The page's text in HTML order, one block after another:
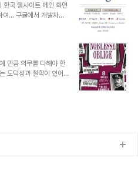
이 결코 쉽지는 않을 것
상, 아니 아이폰과는 또
변혁과 그에 따른 수
국 웹사이트 메인 화면
... 구글에서 개발자로
구글 로고를 디자인하
각을 하게 만듭니다.
것이 바로 구글의 기본
트와는 달리 사용자가
빨리 떠나야 구글이 성
까를 고민하는 우리네
만큼 의무를 다해야 한
도덕성과 철학이 있어
집온 며느리들은 3년간
석주 이상룡은 대한제